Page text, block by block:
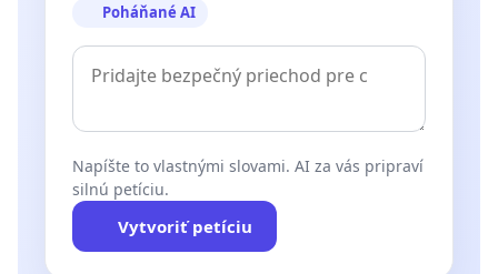
Poháňané AI
Napíšte to vlastnými slovami. AI za vás pripraví
silnú petíciu.
Vytvoriť petíciu